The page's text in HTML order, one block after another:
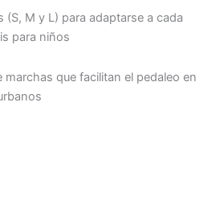
(S, M y L) para adaptarse a cada
para niños
que facilitan el pedaleo en